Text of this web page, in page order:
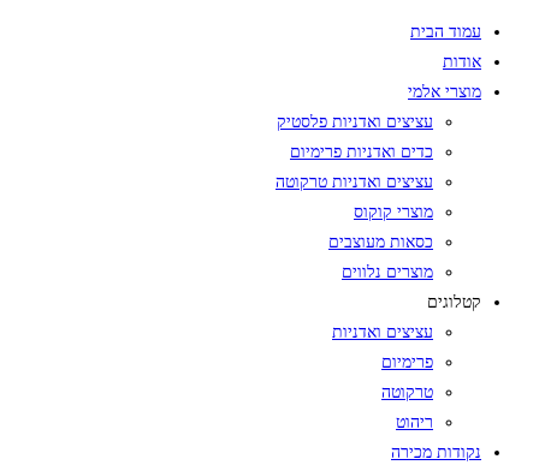
עמוד הבית
אודות
מוצרי אלמי
עציצים ואדניות פלסטיק
כדים ואדניות פרימיום
עציצים ואדניות טרקוטה
מוצרי קוקוס
כסאות מעוצבים
מוצרים נלווים
קטלוגים
עציצים ואדניות
פרימיום
טרקוטה
ריהוט
נקודות מכירה